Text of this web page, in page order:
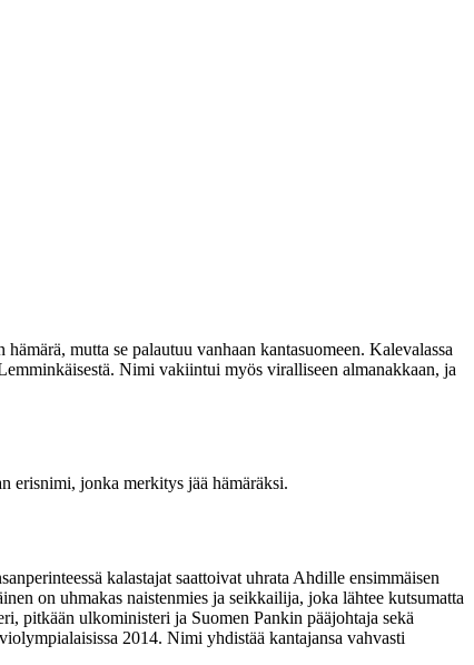
mutta se palautuu vanhaan kantasuomeen. Kalevalassa
Nimi vakiintui myös viralliseen almanakkaan, ja
erisnimi, jonka merkitys jää hämäräksi.
kalastajat saattoivat uhrata Ahdille ensimmäisen
on uhmakas naistenmies ja seikkailija, joka lähtee kutsumatta
pitkään ulkoministeri ja Suomen Pankin pääjohtaja sekä
2014. Nimi yhdistää kantajansa vahvasti